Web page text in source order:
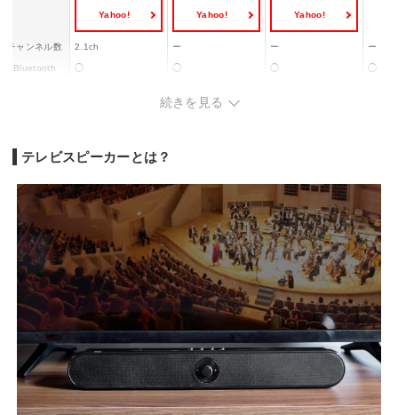
Yahoo! Yahoo! Yahoo!
チャンネル数 2.1ch ー ー ー
Bluetooth ◯ ◯ ◯ ◯
3.6kg
続きを見る
テレビスピーカーとは？